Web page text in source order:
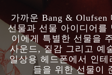
가까운 Bang & Olufsen
선물과 선물 아이디어를
이에게 특별한 선물을
사운드, 질감 그리고 예
일상용 헤드폰에서 인
들을 위한 선물이